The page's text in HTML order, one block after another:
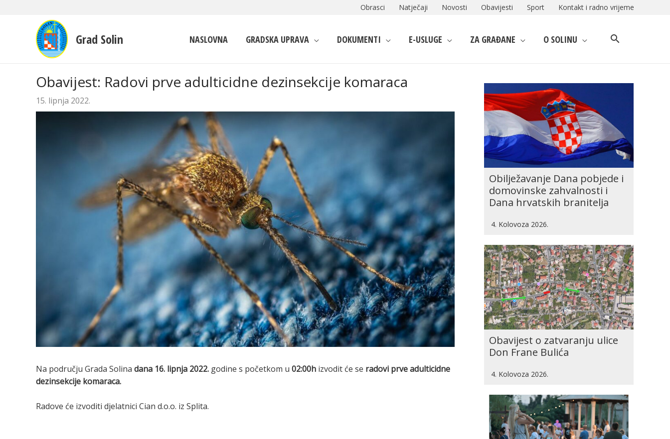
Obrasci Natječaji Novosti Obavijesti Sport Kontakt i radno vrijeme
Grad Solin NASLOVNA GRADSKA UPRAVA DOKUMENTI E-USLUGE ZA GRAĐANE O SOLINU
Obavijest: Radovi prve adulticidne dezinsekcije komaraca
15. lipnja 2022.
Na području Grada Solina dana 16. lipnja 2022. godine s početkom u 02:00h izvodit će se radovi prve adulticidne
dezinsekcije komaraca.
Radove će izvoditi djelatnici Cian d.o.o. iz Splita.
Obilježavanje Dana pobjede i
domovinske zahvalnosti i
Dana hrvatskih branitelja
4. Kolovoza 2026.
Obavijest o zatvaranju ulice
Don Frane Bulića
4. Kolovoza 2026.